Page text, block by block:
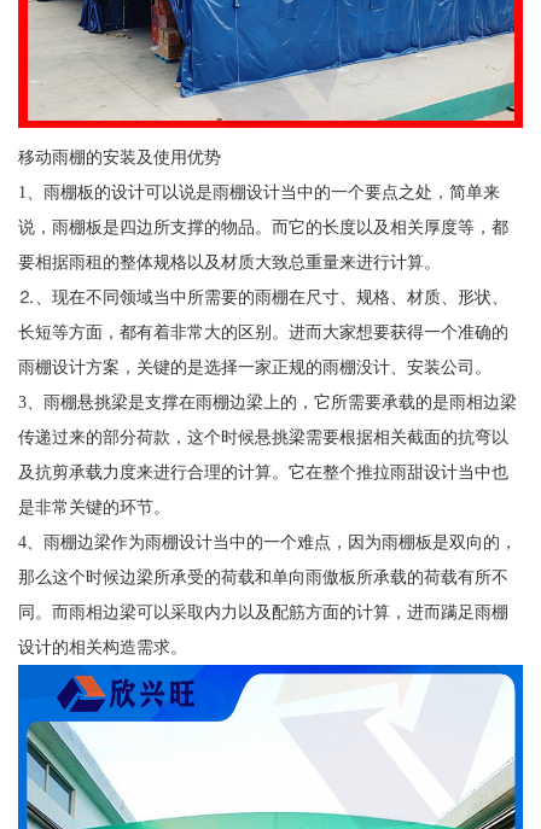
移动雨棚的安装及使用优势
1、雨棚板的设计可以说是雨棚设计当中的一个要点之处，简单来
说，雨棚板是四边所支撑的物品。而它的长度以及相关厚度等，都
要相据雨租的整体规格以及材质大致总重量来进行计算。
⒉、现在不同领域当中所需要的雨棚在尺寸、规格、材质、形状、
长短等方面，都有着非常大的区别。进而大家想要获得一个准确的
雨棚设计方案，关键的是选择一家正规的雨棚没计、安装公司。
3、雨棚悬挑梁是支撑在雨棚边梁上的，它所需要承载的是雨相边梁
传递过来的部分荷款，这个时候悬挑梁需要根据相关截面的抗弯以
及抗剪承载力度来进行合理的计算。它在整个推拉雨甜设计当中也
是非常关键的环节。
4、雨棚边梁作为雨棚设计当中的一个难点，因为雨棚板是双向的，
那么这个时候边梁所承受的荷载和单向雨傲板所承载的荷载有所不
同。而雨相边梁可以采取内力以及配筋方面的计算，进而蹒足雨棚
设计的相关构造需求。